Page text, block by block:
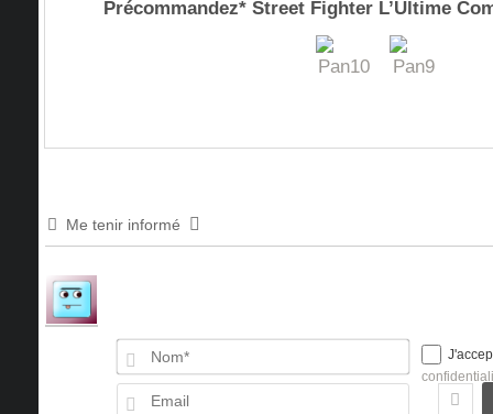
Précommandez* Street Fighter L’Ultime
Me tenir informé
Nom*